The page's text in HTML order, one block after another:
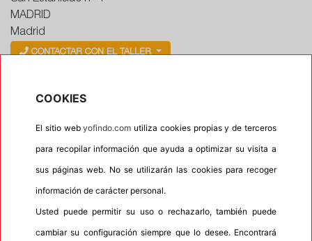
MADRID
Madrid
CONTACTAR CON EL TALLER
Horario de apertura: 00:00
Horario de Cierre: 23:59
Aviso importante:Le recordamos que nuestros
talleres son centros de montaje, no de recogida. Si
acción lleva implícita el servicio de montaje de sus
neumáticos. En caso contrario su pedido no podrá
COOKIES
El sitio webyofindo.com utiliza cookies propias y de terceros
para recopilar información que ayuda a optimizar su visita a
sus páginas web. No se utilizarán las cookies para recoger
información de carácter personal.
Usted puede permitir su uso o rechazarlo, también puede
cambiar su configuración siempre que lo desee. Encontrará